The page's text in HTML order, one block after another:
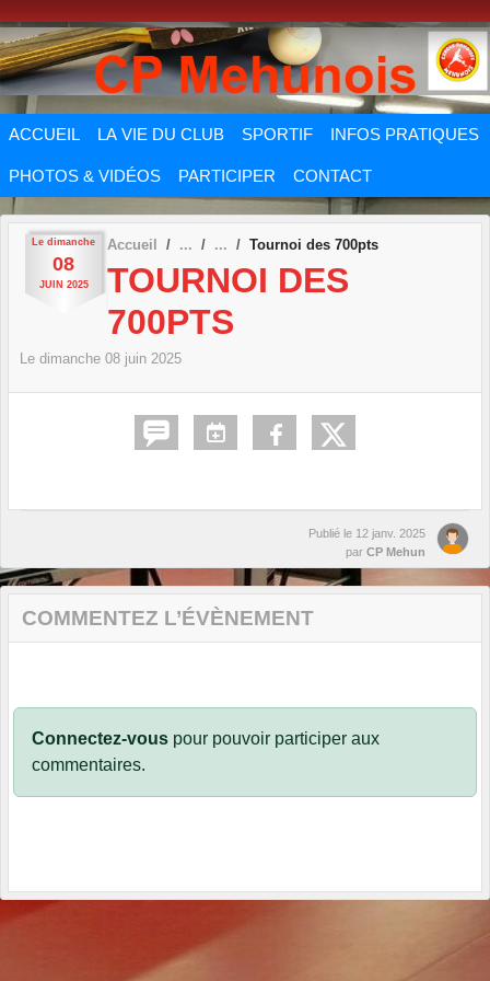
ACCUEIL LA VIE DU CLUB SPORTIF INFOS PRATIQUES
PHOTOS & VIDÉOS PARTICIPER CONTACT
Le dimanche
08
JUIN 2025
Accueil Tournoi des 700pts
TOURNOI DES
700PTS
Le dimanche 08 juin 2025
Publié le 12 janv. 2025
par CP Mehun
COMMENTEZ L’ÉVÈNEMENT
Connectez-vous pour pouvoir participer aux
commentaires.